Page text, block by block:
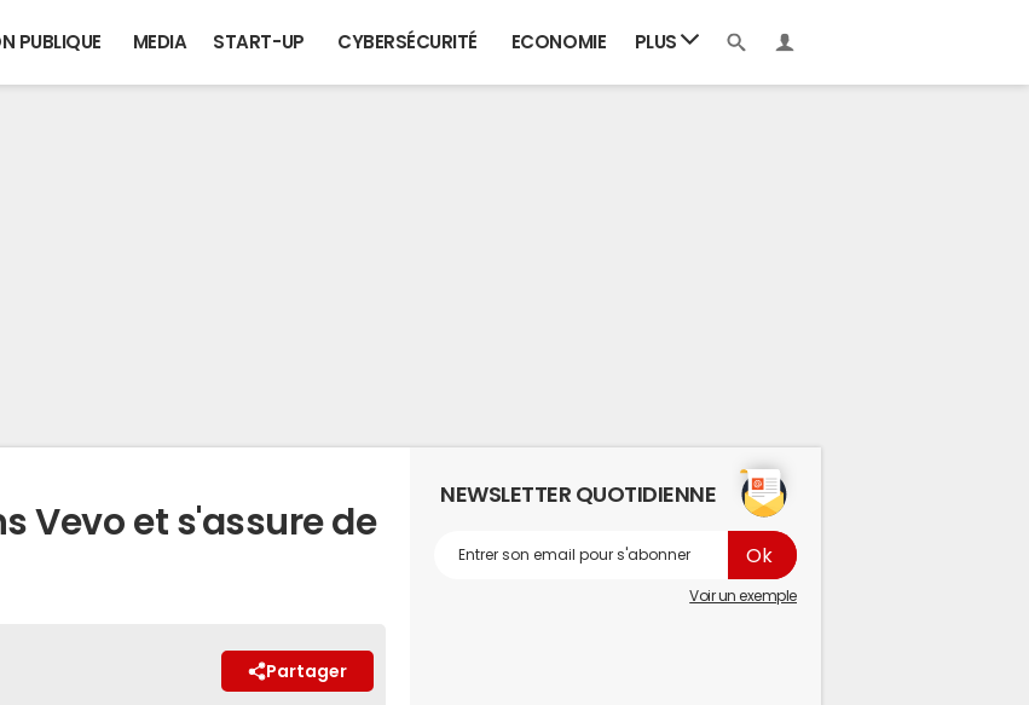
PUBLIQUE MEDIA START-UP CYBERSÉCURITÉ ECONOMIE PLUS
Vevo et s'assure de
Partager
NEWSLETTER QUOTIDIENNE
Voir un exemple